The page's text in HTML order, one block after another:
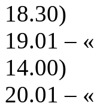
18.30)
19.01 –
14.00)
20.01 –